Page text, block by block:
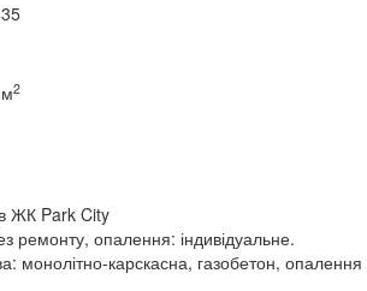
2
ЖК Park City
ремонту, опалення: індивідуальне.
монолітно-карскасна, газобетон, опалення